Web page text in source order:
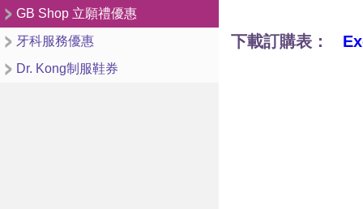
GB Shop 立願禮優惠
牙科服務優惠
Dr. Kong制服鞋券
下載訂購表：